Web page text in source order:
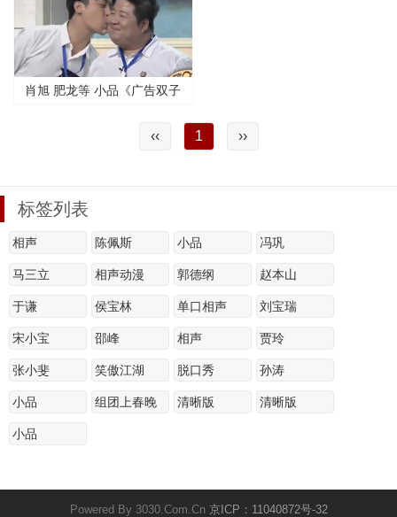
肖旭 肥龙等 小品《广告双子
‹‹ 1 ››
标签列表
相声 陈佩斯 小品 冯巩
马三立 相声动漫 郭德纲 赵本山
于谦 侯宝林 单口相声 刘宝瑞
宋小宝 邵峰 相声 贾玲
张小斐 笑傲江湖 脱口秀 孙涛
小品 组团上春晚 清晰版 清晰版
小品
Powered By 3030.Com.Cn 京ICP：11040872号-32